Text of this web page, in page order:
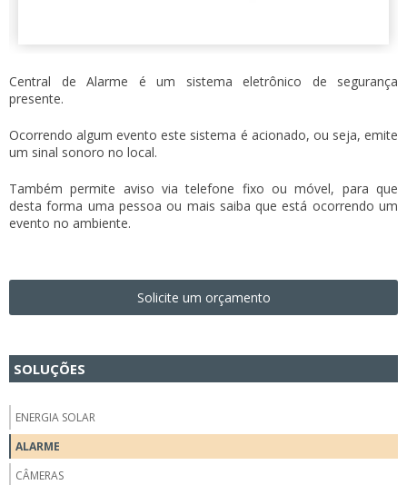
Central de Alarme é um sistema eletrônico de segurança
presente.
Ocorrendo algum evento este sistema é acionado, ou seja, emite
um sinal sonoro no local.
Também permite aviso via telefone fixo ou móvel, para que
desta forma uma pessoa ou mais saiba que está ocorrendo um
evento no ambiente.
Solicite um orçamento
SOLUÇÕES
ENERGIA SOLAR
ALARME
CÂMERAS